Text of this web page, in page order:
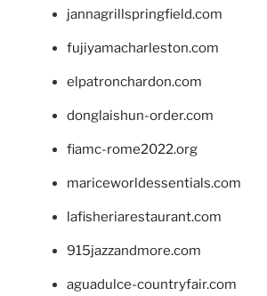
jannagrillspringfield.com
fujiyamacharleston.com
elpatronchardon.com
donglaishun-order.com
fiamc-rome2022.org
mariceworldessentials.com
lafisheriarestaurant.com
915jazzandmore.com
aguadulce-countryfair.com